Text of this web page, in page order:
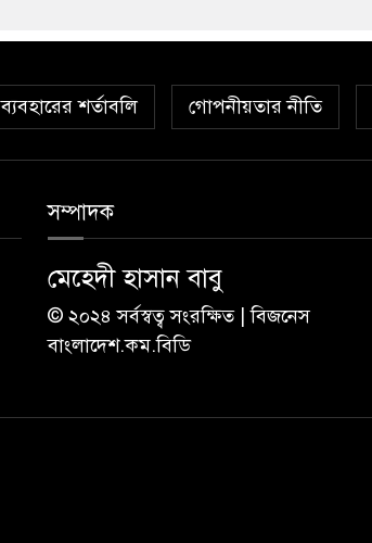
ব্যবহারের শর্তাবলি গোপনীয়তার নীতি
সম্পাদক
মেহেদী হাসান বাবু
© ২০২৪ সর্বস্বত্ব সংরক্ষিত | বিজনেস
বাংলাদেশ.কম.বিডি